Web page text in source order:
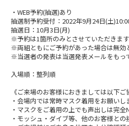
CONTACT
・WEB予約(抽選)あり
抽選制予約受付：2022年9月24日(土
抽選日：10月3日(月)
※予約は1箇所のみとさせていただきます
※両組ともにご予約があった場合は無効
※当選者の発表は当選発表メールをもっ
入場順：整列順
《ご来場のお客様におきましては以下ご
・会場内では常時マスク着用をお願いし
・マスクをご着用の上でも声出しは完全
・モッシュ・ダイブ等、他のお客様との